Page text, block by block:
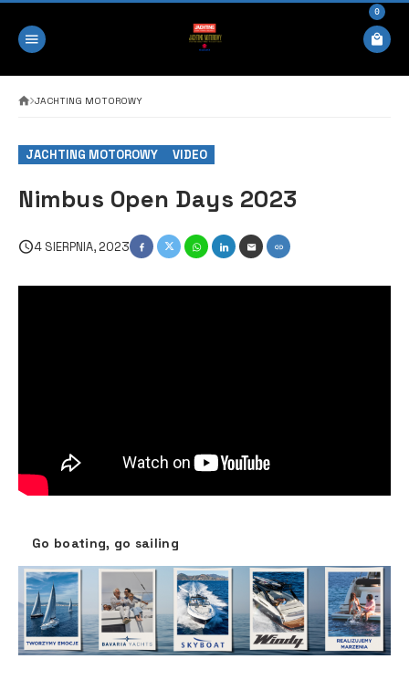
0
JACHTING MOTOROWY
JACHTING MOTOROWY VIDEO
Nimbus Open Days 2023
4 SIERPNIA, 2023
Go boating, go sailing